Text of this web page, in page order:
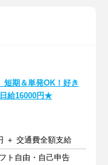
短期＆単発OK！好き
給16000円★
＋ 交通費全額支給
ト自由・自己申告